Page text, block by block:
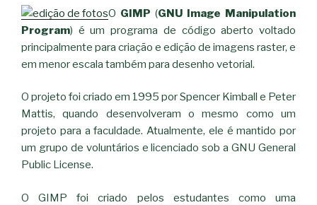
O GIMP (GNU Image Manipulation
Program) é um programa de código aberto voltado
principalmente para criação e edição de imagens raster, e
em menor escala também para desenho vetorial.
O projeto foi criado em 1995 por Spencer Kimball e Peter
Mattis, quando desenvolveram o mesmo como um
projeto para a faculdade. Atualmente, ele é mantido por
um grupo de voluntários e licenciado sob a GNU General
Public License.
O GIMP foi criado pelos estudantes como uma